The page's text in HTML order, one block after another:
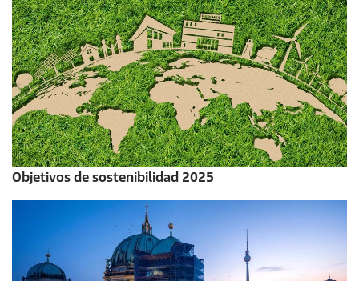
Objetivos de sostenibilidad 2025